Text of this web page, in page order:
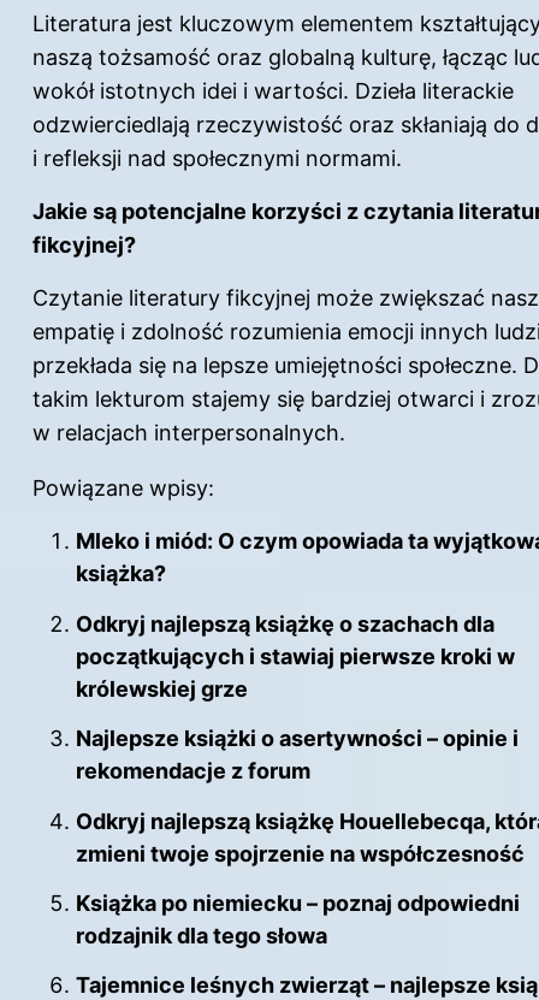
Literatura jest kluczowym elementem
naszą tożsamość oraz globalną kulturę, łącząc
wokół istotnych idei i wartości. Dzieła literackie
odzwierciedlają rzeczywistość oraz skłaniają do
i refleksji nad społecznymi normami.
Jakie są potencjalne korzyści z czytania
fikcyjnej?
Czytanie literatury fikcyjnej może zwiększać
empatię i zdolność rozumienia emocji innych
przekłada się na lepsze umiejętności społeczne.
takim lekturom stajemy się bardziej otwarci i
w relacjach interpersonalnych.
Powiązane wpisy:
Mleko i miód: O czym opowiada ta
książka?
Odkryj najlepszą książkę o szachach dla
początkujących i stawiaj pierwsze kroki w
królewskiej grze
Najlepsze książki o asertywności – opinie i
rekomendacje z forum
Odkryj najlepszą książkę Houellebecqa,
zmieni twoje spojrzenie na współczesność
Książka po niemiecku – poznaj odpowiedni
rodzajnik dla tego słowa
Tajemnice leśnych zwierząt – najlepsze